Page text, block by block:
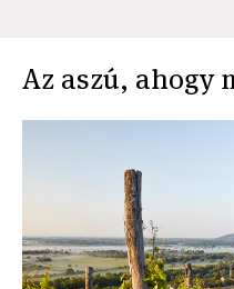
Az aszú, ahogy